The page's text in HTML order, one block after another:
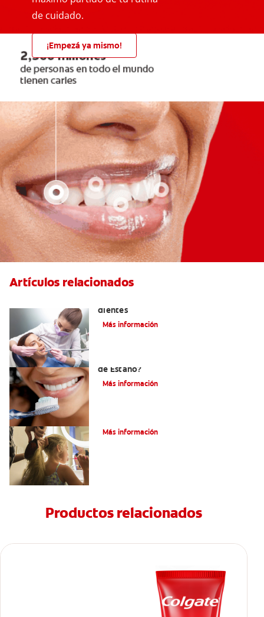
de cuidado.
¡Empezá ya mismo!
Artículos relacionados
dientes
Más información
de Estaño?
Más información
Más información
Productos relacionados